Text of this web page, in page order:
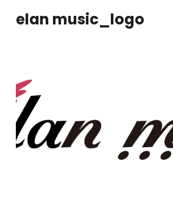
elan music_logo